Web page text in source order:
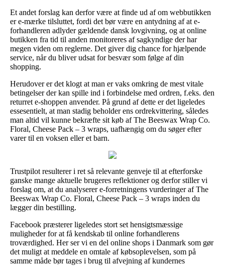
Et andet forslag kan derfor være at finde ud af om webbutikken
er e-mærke tilsluttet, fordi det bør være en antydning af at e-
forhandleren adlyder gældende dansk lovgivning, og at online
butikken fra tid til anden monitoreres af sagkyndige der har
megen viden om reglerne. Det giver dig chance for hjælpende
service, når du bliver udsat for besvær som følge af din
shopping.
Herudover er det klogt at man er vaks omkring de mest vitale
betingelser der kan spille ind i forbindelse med ordren, f.eks. den
returret e-shoppen anvender. På grund af dette er det ligeledes
essesentielt, at man stadig beholder ens ordrekvittering, således
man altid vil kunne bekræfte sit køb af The Beeswax Wrap Co.
Floral, Cheese Pack – 3 wraps, uafhængig om du søger efter
varer til en voksen eller et barn.
Trustpilot resulterer i ret så relevante genveje til at efterforske
ganske mange aktuelle brugeres reflektioner og derfor stiller vi
forslag om, at du analyserer e-forretningens vurderinger af The
Beeswax Wrap Co. Floral, Cheese Pack – 3 wraps inden du
lægger din bestilling.
Facebook præsterer ligeledes stort set hensigtsmæssige
muligheder for at få kendskab til online forhandlerens
troværdighed. Her ser vi en del online shops i Danmark som gør
det muligt at meddele en omtale af købsoplevelsen, som på
samme måde bør tages i brug til afvejning af kundernes